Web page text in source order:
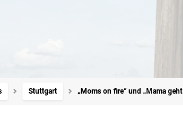
Stuttgart „Moms on fire“ und „Mama